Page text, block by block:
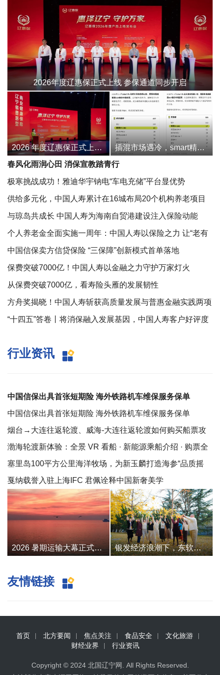
2026年度辽惠保正式上线 参保通道同步开启
2026 年度辽惠保正式上线！三档保障任选，辽宁参保通道全面开启
插混市场遇冷，smart精灵5号却在哈尔滨卖成亚军！
春风化雨润心田 消保宣教踏青行
极寒挑战成功！雅迪华宇钠电“车电充储”平台显优势
供给多元化，中国人寿累计在16城布局20个机构养老项目
丨大连
与琼岛共成长 中国人寿为海南自贸港建设注入保险动能
个人养老金全面实施一周年：中国人寿以保险之力 让“老有
所养”民生承诺落地生根
中国信保卖方信贷保险 “三保障”创新模式首单落地
保费突破7000亿！中国人寿以金融之力守护万家灯火
从保费突破7000亿，看寿险头雁的发展韧性
方舟奖揭晓！中国人寿斩获高质量发展与普惠金融实践两项
大奖
“十四五”答卷丨将消保融入发展基因，中国人寿客户好评度
行业资讯
中国信保出具首张短期险 海外铁路机车维保服务保单
中国信保出具首张短期险 海外铁路机车维保服务保单
烟台→大连往返轮渡、威海-大连往返轮渡如何购买船票攻
略
渤海轮渡新体验：全景 VR 看船 · 新能源乘船介绍 · 购票全
指
塞里岛100平方公里海洋牧场，为新玉麟打造海参“品质摇
篮”
戛纳载誉入驻上海IFC 君佩诠释中国新奢美学
2026 暑期运输大幕正式拉开！奔赴夏日浪漫就从一趟渤海跨海轮渡启程 银发经济浪潮下，东软睿新的“数智”答卷与民生温度
友情链接
首页 北方要闻 焦点关注 食品安全
文化旅游
财经业界
行业资讯
Copyright © 2024 北国辽宁网. All Rights Reserved.